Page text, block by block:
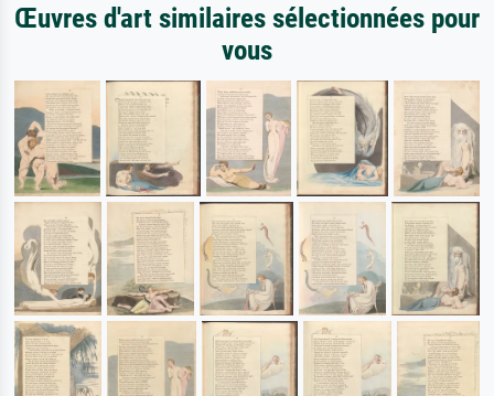
Œuvres d'art similaires sélectionnées pour
vous